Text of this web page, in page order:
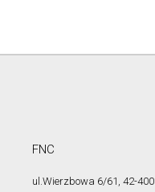
FNC
ul.Wierzbowa 6/61, 42-400